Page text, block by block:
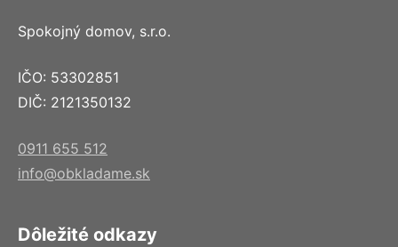
Spokojný domov, s.r.o.
IČO: 53302851
DIČ: 2121350132
0911 655 512
info@obkladame.sk
Dôležité odkazy